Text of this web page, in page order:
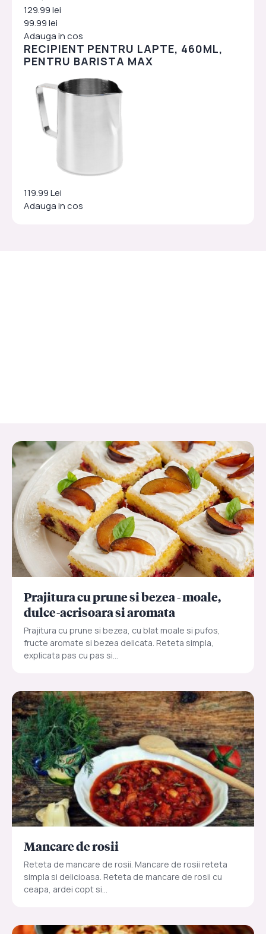
129.99 lei
99.99 lei
Adauga in cos
RECIPIENT PENTRU LAPTE, 460ML,
PENTRU BARISTA MAX
119.99 Lei
Adauga in cos
Prajitura cu prune si bezea - moale,
dulce-acrisoara si aromata
Prajitura cu prune si bezea, cu blat moale si pufos,
fructe aromate si bezea delicata. Reteta simpla,
explicata pas cu pas si...
Mancare de rosii
Reteta de mancare de rosii. Mancare de rosii reteta
simpla si delicioasa. Reteta de mancare de rosii cu
ceapa, ardei copt si...